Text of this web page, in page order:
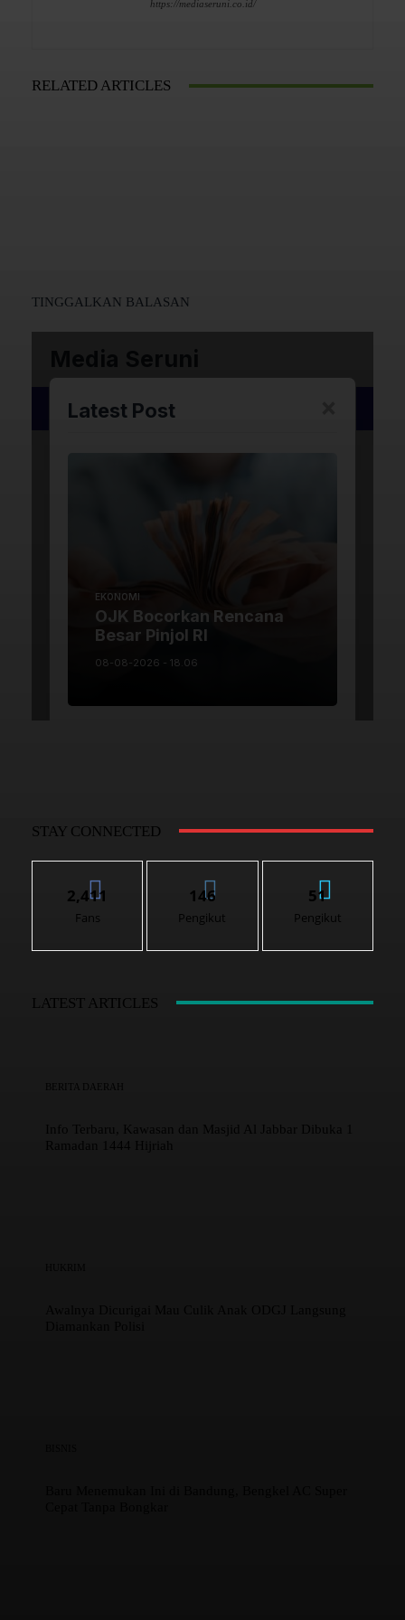
https://mediaseruni.co.id/
RELATED ARTICLES
TINGGALKAN BALASAN
STAY CONNECTED
2,411
Fans
146
Pengikut
51
Pengikut
LATEST ARTICLES
BERITA DAERAH
Info Terbaru, Kawasan dan Masjid Al Jabbar Dibuka 1
Ramadan 1444 Hijriah